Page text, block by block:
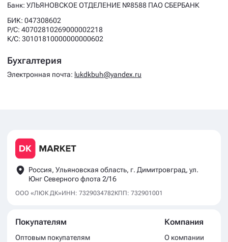
Банк: УЛЬЯНОВСКОЕ ОТДЕЛЕНИЕ №8588 ПАО СБЕРБАНК
БИК: 047308602
Р/С: 40702810269000002218
К/С: 30101810000000000602
Бухгалтерия
Электронная почта: lukdkbuh@yandex.ru
Россия, Ульяновская область, г. Димитровград, ул.
Юнг Северного флота 2/16
ООО «ЛЮК ДК»ИНН: 7329034782КПП: 732901001
Покупателям
Оптовым покупателям
Компания
О компании